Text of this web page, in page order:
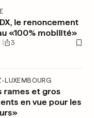
le renoncement
«100% mobilité»
3
LUXEMBOURG
rames et gros
en vue pour les